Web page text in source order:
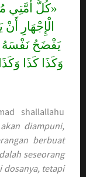
«كُلُّ أُمَّتِي
الْإِجْهَارِ
يَفْضَحُ نَفْسَهُ
وَكَذَا كَذَا
shallallahu
diampuni,
berbuat
seseorang
dosanya, tetapi